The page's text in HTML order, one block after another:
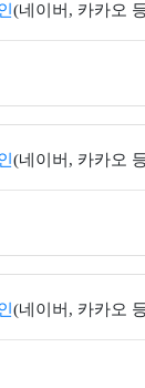
(네이버, 카카오
(네이버, 카카오
(네이버, 카카오